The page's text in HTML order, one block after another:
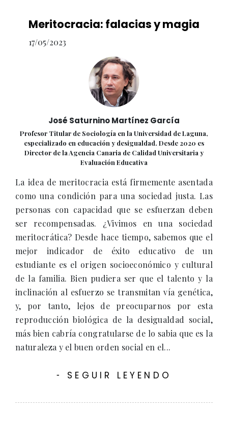
Meritocracia: falacias y magia
17/05/2023
José Saturnino Martínez García
Profesor Titular de Sociología en la Universidad de Laguna,
especializado en educación y desigualdad. Desde 2020 es
Director de la Agencia Canaria de Calidad Universitaria y
Evaluación Educativa
La idea de meritocracia está firmemente asentada
como una condición para una sociedad justa. Las
personas con capacidad que se esfuerzan deben
ser recompensadas. ¿Vivimos en una sociedad
meritocrática? Desde hace tiempo, sabemos que el
mejor indicador de éxito educativo de un
estudiante es el origen socioeconómico y cultural
de la familia. Bien pudiera ser que el talento y la
inclinación al esfuerzo se transmitan vía genética,
y, por tanto, lejos de preocuparnos por esta
reproducción biológica de la desigualdad social,
más bien cabría congratularse de lo sabia que es la
naturaleza y el buen orden social en el...
- SEGUIR LEYENDO